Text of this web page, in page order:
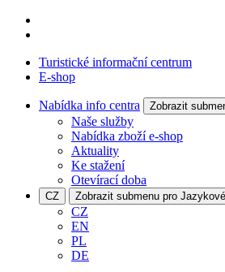
Turistické informační centrum
E-shop
Nabídka info centra Zobrazit
Naše služby
Nabídka zboží e-shop
Aktuality
Ke stažení
Otevírací doba
CZ Zobrazit submenu pro
CZ
EN
PL
DE